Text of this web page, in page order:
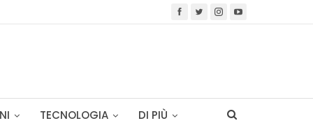
TECNOLOGIA DI PIÙ